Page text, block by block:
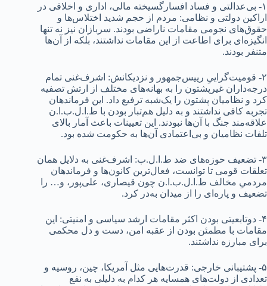
۱- بی‌عدالتی و فساد افسارگسیخته‌ مالی، اداری و اخلاقی در
اراکین دولتی و نظامی: مردم از حجم شدید اختلاس‌ها و
حقوق‌های نجومی مقامات ناراضی بودند. سربازان نیز نه تنها
انگیزه‌ای برای اطاعت از این مقامات نداشتند، بلکه از آن‌ها
متنفر بودند.
۲- قومیت‌گراییِ رییس‌جمهور و نزدیکانش: اشرف‌غنی تمام
درجه‌داران غیرپشتون را به بهانه‌های مختلف از ارتش تصفیه
کرد و نظامیان پشتون‌ را یک‌شبه ترفیع داد. این فرماندهان
تجربه‌ کافی نداشتند و به دلیل هم‌تبار بودن با ط.ا.ل.ب.ا.ن
علاقه‌مند جنگ با آن‌ها نبودند. این تعیینات باعث آمار بالای
تلفات نظامیان و بی‌اعتمادی آن‌ها به حکومت شده بود.
۳- تضعیف حوزه‌های ضد ط.ا.ل.ب: اشرف‌غنی به دلایل همان
تعلقات قومی تا توانست، فعال‌ترین کانون‌ها و فرماندهان
مردمیِ مخالف ط.ا.ل.ب.ا.ن چون قیصاری، علی‌پور، و… را
تضعیف و پاره‌ای را از میدان به‌در کرد.
۴- دوتابعیتی بودن اکثر مقامات ارشد سیاسی و امنیتی: این
مقامات با مطمئن بودن از عقبه‌ امن، دست و دل محکمی
برای مبارزه نداشتند.
۵- پشتیبانی خارجی: قدرت‌هایی مثل آمریکا، چین، روسیه و
تعدادی از دولت‌های همسایه هر کدام به دلیلی به نفع